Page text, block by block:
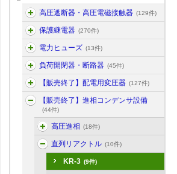
高圧遮断器・高圧電磁接触器 (129件)
保護継電器 (270件)
電力ヒューズ (13件)
負荷開閉器・断路器 (45件)
【販売終了】配電用変圧器 (127件)
【販売終了】進相コンデンサ設備
(44件)
高圧進相 (18件)
直列リアクトル (10件)
KR-3 (9件)